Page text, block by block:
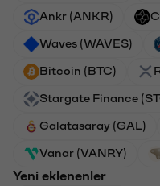
Ankr (ANKR)
Waves (WAVES)
Bitcoin (BTC)
Stargate Finance
Galatasaray (GAL)
Vanar (VANRY)
Yeni eklenenler